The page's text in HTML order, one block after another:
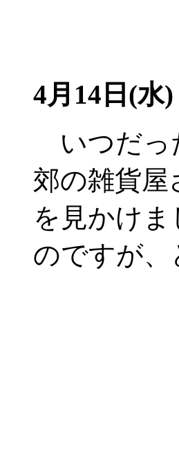
4月14日(
いつだっ
郊の雑貨
を見かけ
のですが